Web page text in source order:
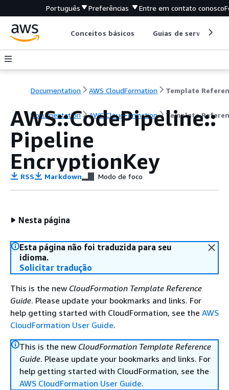
Português Preferências Entre em contato conosco
Conceitos básicos Guias de serviço
Documentation AWS CloudFormation Template
Documentation AWS CloudFormation Template
AWS::CodePipeline::
Pipeline
EncryptionKey
RSS Markdown Modo de foco
Nesta página
Esta página não foi traduzida para seu
idioma.
Solicitar tradução
This is the new CloudFormation Template Reference
Guide. Please update your bookmarks and links. For
help getting started with CloudFormation, see the AWS
CloudFormation User Guide.
This is the new CloudFormation Template Reference
Guide. Please update your bookmarks and links. For
help getting started with CloudFormation, see the
AWS CloudFormation User Guide.